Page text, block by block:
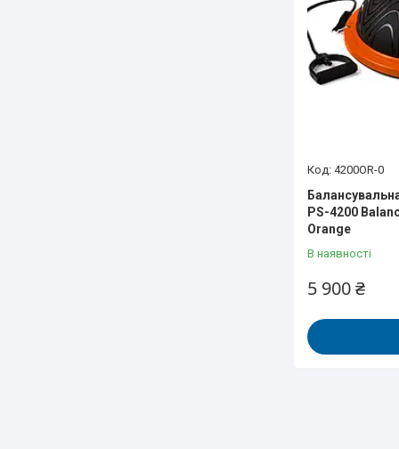
4200OR-0
PS-4200
Orange
В наявності
5 900 ₴